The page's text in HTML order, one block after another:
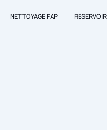
NETTOYAGE FAP RÉSERVOIR